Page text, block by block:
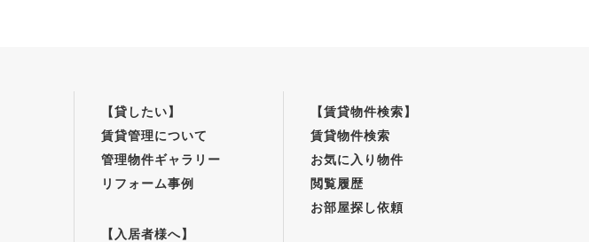
【貸したい】
賃貸管理について
管理物件ギャラリー
リフォーム事例
【入居者様へ】
【賃貸物件検索】
賃貸物件検索
お気に入り物件
閲覧履歴
お部屋探し依頼